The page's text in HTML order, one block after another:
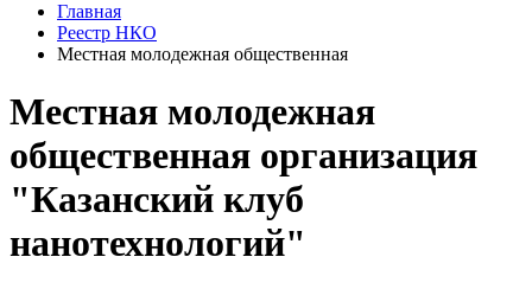
Главная
Реестр НКО
Местная молодежная общественная
Местная молодежная
общественная организация
"Казанский клуб
нанотехнологий"